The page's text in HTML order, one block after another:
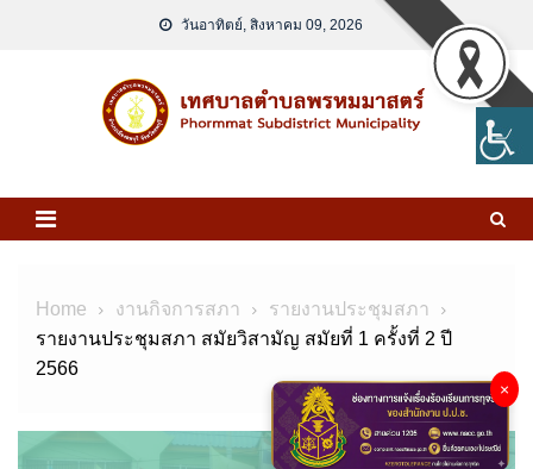
วันอาทิตย์, สิงหาคม 09, 2026
Home งานกิจการสภา
รายงานประชุมสภา
รายงานประชุมสภา สมัยวิสามัญ สมัยที่ 1 ครั้งที่ 2 ปี
2566
×